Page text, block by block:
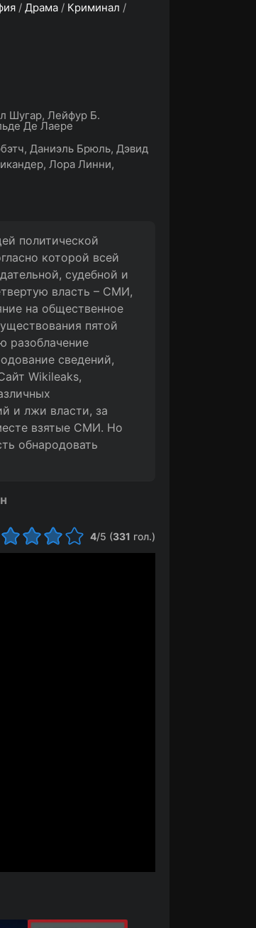
/ Драма / Криминал /
Шугар, Лейфур Б.
Де Лаере
Даниэль Брюль, Дэвид
Лора Линни,
политической
которой всей
судебной и
власть – СМИ,
на общественное
пятой
разоблачение
сведений,
Wikileaks,
и лжи власти, за
взятые СМИ. Но
обнародовать
4/5 (331 гол.)